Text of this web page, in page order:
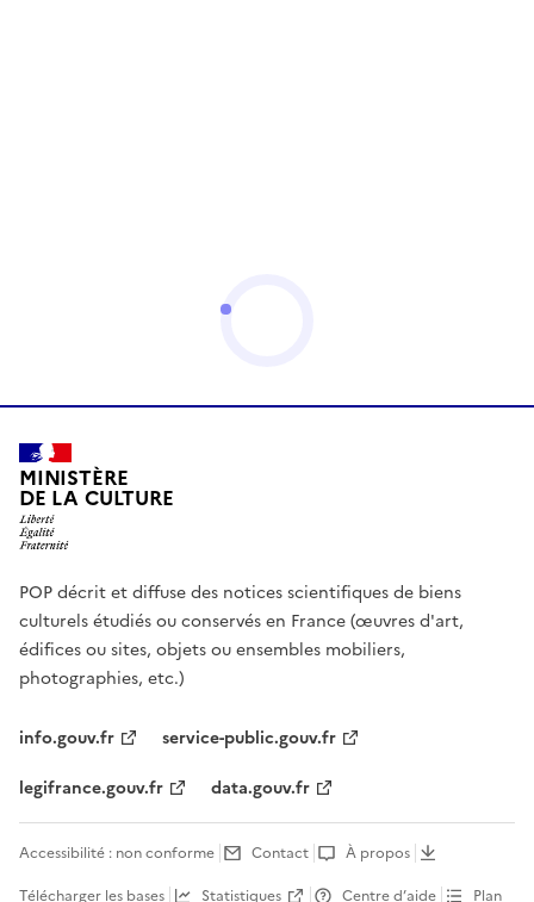
MINISTÈRE
DE LA CULTURE
POP décrit et diffuse des notices scientifiques de biens
culturels étudiés ou conservés en France (œuvres d'art,
édifices ou sites, objets ou ensembles mobiliers,
photographies, etc.)
info.gouv.fr
service-public.gouv.fr
legifrance.gouv.fr
data.gouv.fr
Accessibilité : non conforme Contact
À propos
Télécharger les bases
Statistiques Centre d’aide Plan